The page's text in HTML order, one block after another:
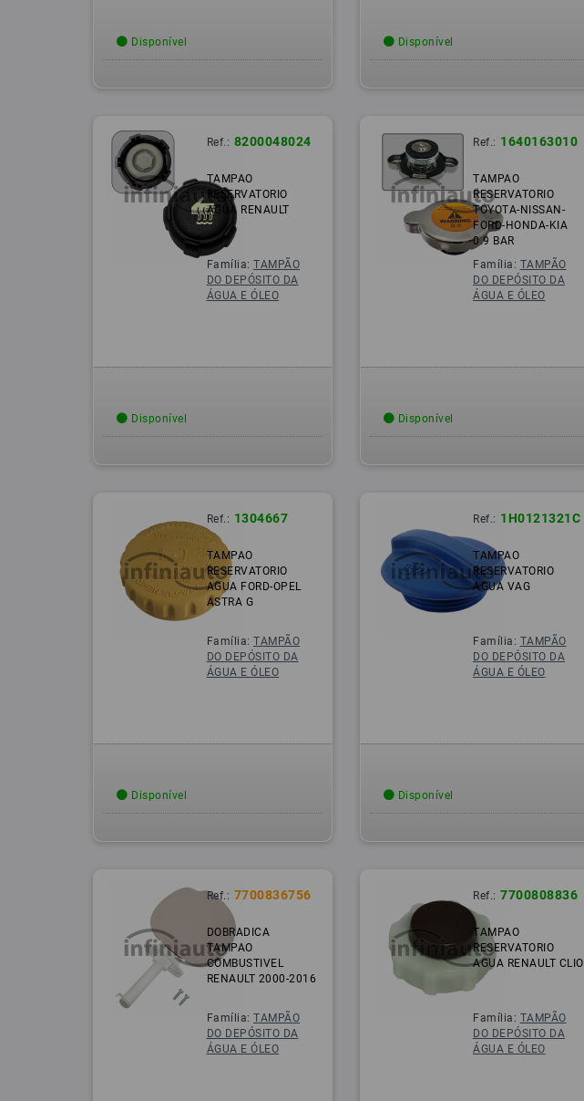
Disponível Disponível
Ref.: 8200048024
TAMPAO
RESERVATORIO
AGUA RENAULT
Família:TAMPÃO
DO DEPÓSITO DA
ÁGUA E ÓLEO
Disponível
Ref.: 1640163010
TAMPAO
RESERVATORIO
TOYOTA-NISSAN-
FORD-HONDA-KIA
0.9 BAR
Família: TAMPÃO
DO DEPÓSITO DA
ÁGUA E ÓLEO
Disponível
Ref.: 1304667
TAMPAO
RESERVATORIO
AGUA FORD-OPEL
ASTRA G
Família:TAMPÃO
DO DEPÓSITO DA
ÁGUA E ÓLEO
Disponível
Ref.: 1H0121321C
TAMPAO
RESERVATORIO
AGUA VAG
Família: TAMPÃO
DO DEPÓSITO DA
ÁGUA E ÓLEO
Disponível
Ref.: 7700836756
DOBRADICA
TAMPAO
COMBUSTIVEL
RENAULT 2000-2016
Família:TAMPÃO
DO DEPÓSITO DA
ÁGUA E ÓLEO
Ref.: 7700808836
TAMPAO
RESERVATORIO
AGUA RENAULT CLIO
Família: TAMPÃO
DO DEPÓSITO DA
ÁGUA E ÓLEO